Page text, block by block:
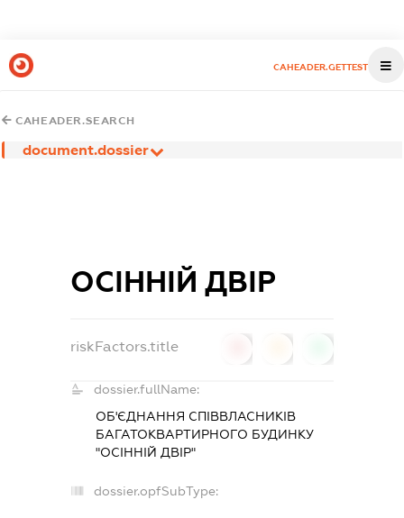
CAHEADER.GETTEST
CAHEADER.SEARCH
document.dossier
ОСІННІЙ ДВІР
riskFactors.title
dossier.fullName:
ОБ'ЄДНАННЯ СПІВВЛАСНИКІВ
БАГАТОКВАРТИРНОГО БУДИНКУ
"ОСІННІЙ ДВІР"
dossier.opfSubType: